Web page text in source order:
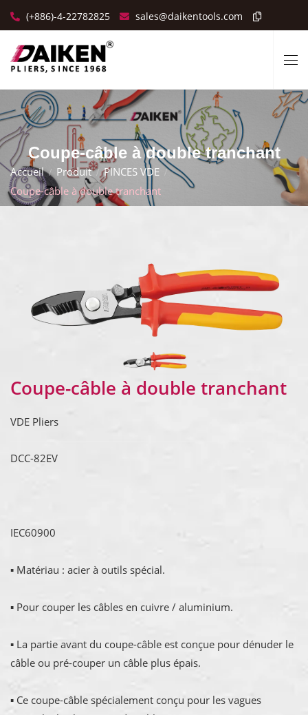
(+886)-4-22782825 sales@daikentools.com
Coupe-câble à double tranchant
Accueil Produit
PINCES VDE
Coupe-câble à double tranchant
Coupe-câble à double tranchant
VDE Pliers
DCC-82EV
IEC60900
▪ Matériau : acier à outils spécial.
▪ Pour couper les câbles en cuivre / aluminium.
▪ La partie avant du coupe-câble est conçue pour dénuder le
câble ou pré-couper un câble plus épais.
▪ Ce coupe-câble spécialement conçu pour les vagues